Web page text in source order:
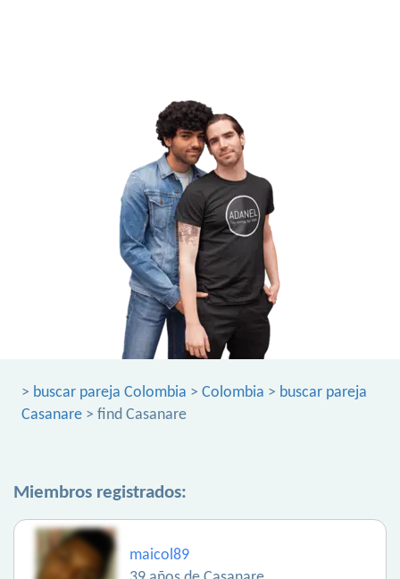
> buscar pareja Colombia > Colombia > buscar pareja
Casanare > find Casanare
Miembros registrados:
maicol89